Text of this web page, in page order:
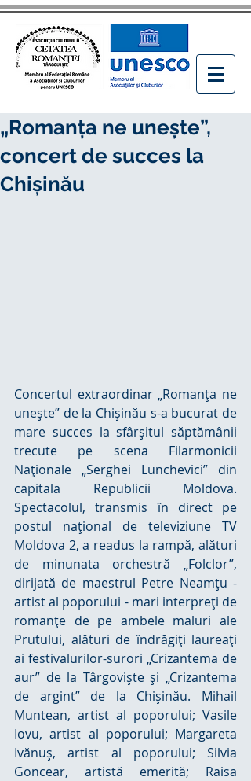
„Romanţa ne uneşte”,
concert de succes la
Chişinău
Concertul extraordinar „Romanţa ne
uneşte” de la Chişinău s-a bucurat de
mare succes la sfârşitul săptămânii
trecute pe scena Filarmonicii
Naţionale „Serghei Lunchevici” din
capitala Republicii Moldova.
Spectacolul, transmis în direct pe
postul naţional de televiziune TV
Moldova 2, a readus la rampă, alături
de minunata orchestră „Folclor”,
dirijată de maestrul Petre Neamţu -
artist al poporului - mari interpreţi de
romanţe de pe ambele maluri ale
Prutului, alături de îndrăgiţi laureaţi
ai festivalurilor-surori „Crizantema de
aur” de la Târgovişte şi „Crizantema
de argint” de la Chişinău. Mihail
Muntean, artist al poporului; Vasile
Iovu, artist al poporului; Margareta
Ivănuş, artist al poporului; Silvia
Goncear, artistă emerită; Raisa